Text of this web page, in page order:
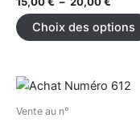
Choix des options
Vente au n°